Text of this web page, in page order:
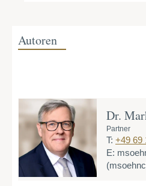
Autoren
Dr.
Partner
T: +49 69
E: